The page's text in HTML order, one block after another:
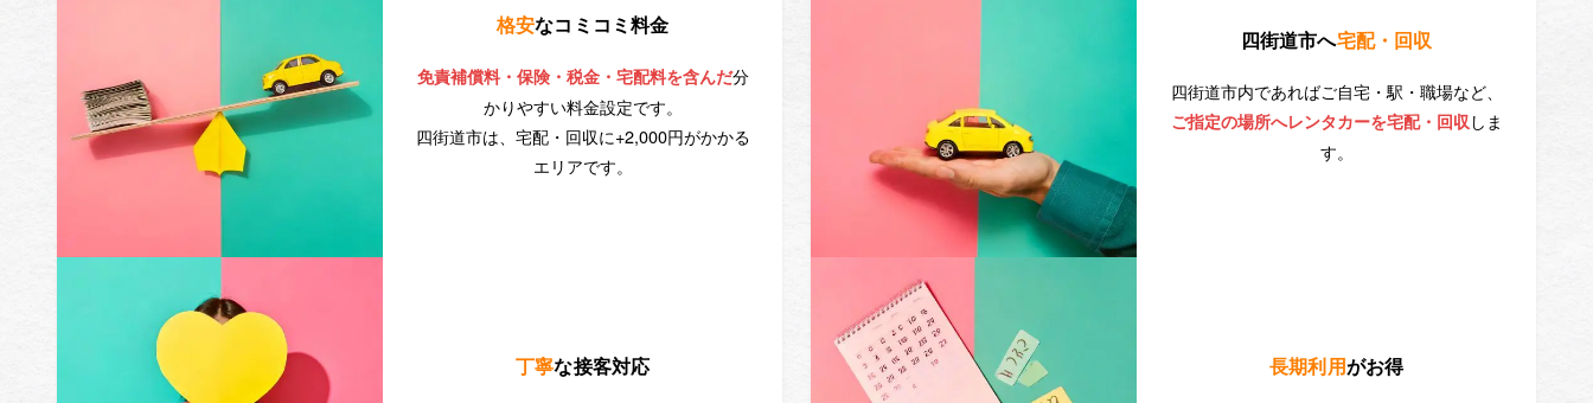
格安なコミコミ料金
免責補償料・保険・税金・宅配料を含んだ分
かりやすい料金設定です。
四街道市は、宅配・回収に+2,000円がかかる
エリアです。
四街道市へ宅配・回収
四街道市内であればご自宅・駅・職場など、
ご指定の場所へレンタカーを宅配・回収 しま
す。
丁寧な接客対応 長期利用がお得